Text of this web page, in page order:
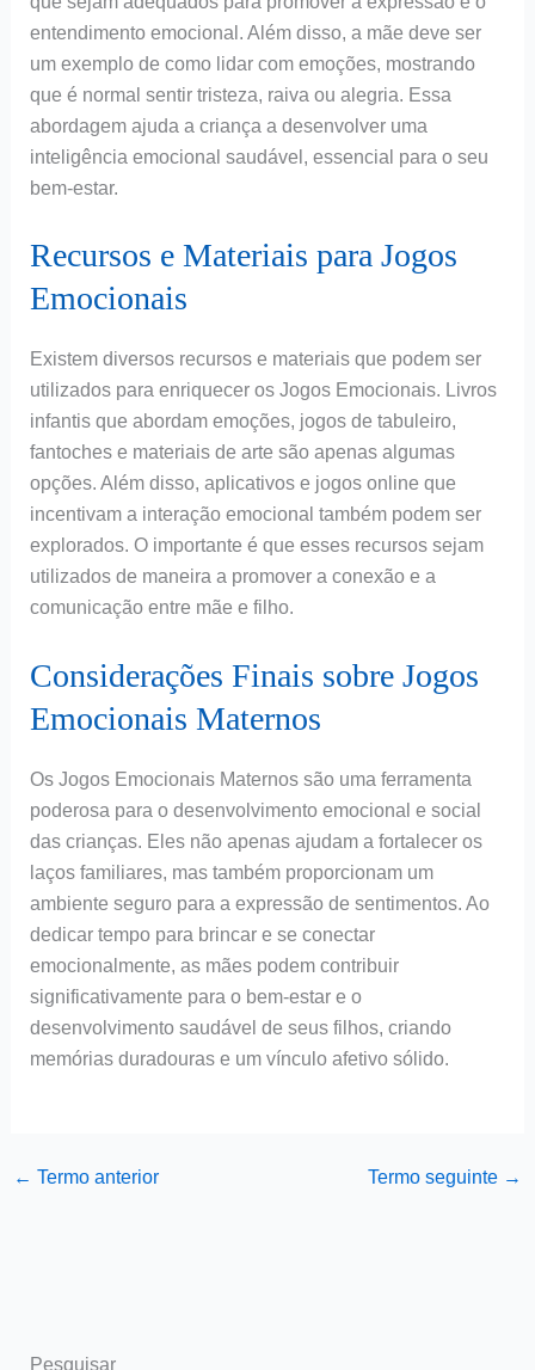
entendimento emocional. Além disso, a mãe deve ser
um exemplo de como lidar com emoções, mostrando
que é normal sentir tristeza, raiva ou alegria. Essa
abordagem ajuda a criança a desenvolver uma
inteligência emocional saudável, essencial para o seu
bem-estar.
Recursos e Materiais para Jogos
Emocionais
Existem diversos recursos e materiais que podem ser
utilizados para enriquecer os Jogos Emocionais. Livros
infantis que abordam emoções, jogos de tabuleiro,
fantoches e materiais de arte são apenas algumas
opções. Além disso, aplicativos e jogos online que
incentivam a interação emocional também podem ser
explorados. O importante é que esses recursos sejam
utilizados de maneira a promover a conexão e a
comunicação entre mãe e filho.
Considerações Finais sobre Jogos
Emocionais Maternos
Os Jogos Emocionais Maternos são uma ferramenta
poderosa para o desenvolvimento emocional e social
das crianças. Eles não apenas ajudam a fortalecer os
laços familiares, mas também proporcionam um
ambiente seguro para a expressão de sentimentos. Ao
dedicar tempo para brincar e se conectar
emocionalmente, as mães podem contribuir
significativamente para o bem-estar e o
desenvolvimento saudável de seus filhos, criando
memórias duradouras e um vínculo afetivo sólido.
← Termo anterior Termo seguinte →
Pesquisar